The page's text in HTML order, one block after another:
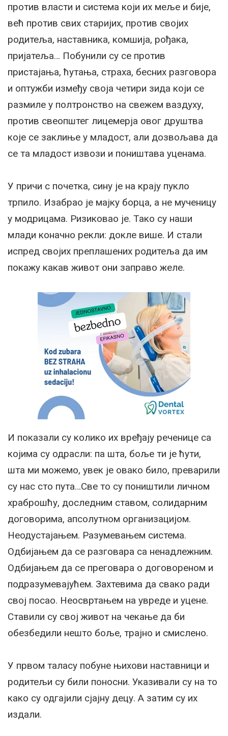
против власти и система који их меље и бије,
већ против свих старијих, против својих
родитеља, наставника, комшија, рођака,
пријатеља… Побунили су се против
пристајања, ћутања, страха, бесних разговора
и оптужби између своја четири зида који се
размиле у полтронство на свежем ваздуху,
против свеопштег лицемерја овог друштва
које се заклиње у младост, али дозвољава да
се та младост извози и поништава уценама.
У причи с почетка, сину је на крају пукло
трпило. Изабрао је мајку борца, а не мученицу
у модрицама. Ризиковао је. Тако су наши
млади коначно рекли: докле више. И стали
испред својих преплашених родитеља да им
покажу какав живот они заправо желе.
И показали су колико их вређају реченице са
којима су одрасли: па шта, боље ти је ћути,
шта ми можемо, увек је овако било, преварили
су нас сто пута…Све то су поништили личном
храброшћу, доследним ставом, солидарним
договорима, апсолутном организацијом.
Неодустајањем. Разумевањем система.
Одбијањем да се разговара са ненадлежним.
Одбијањем да се преговара о договореном и
подразумевајућем. Захтевима да свако ради
свој посао. Неосвртањем на увреде и уцене.
Ставили су свој живот на чекање да би
обезбедили нешто боље, трајно и смислено.
У првом таласу побуне њихови наставници и
родитељи су били поносни. Указивали су на то
како су одгајили сјајну децу. А затим су их
издали.